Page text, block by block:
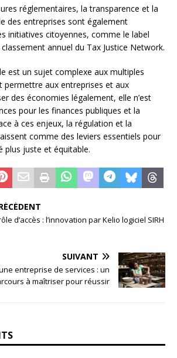
réglementaires, la transparence et la
des entreprises sont également
initiatives citoyennes, comme le label
annuel du Tax Justice Network.
est un sujet complexe aux multiples
permettre aux entreprises et aux
des économies légalement, elle n’est
pour les finances publiques et la
à ces enjeux, la régulation et la
comme des leviers essentiels pour
plus juste et équitable.
d’accès : l’innovation par Kelio logiciel SIRH
SUIVANT
entreprise de services : un
à maîtriser pour réussir